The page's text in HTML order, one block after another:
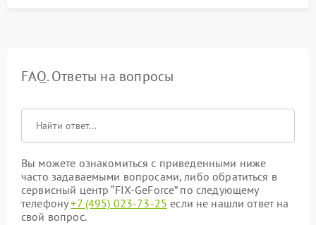
FAQ. Ответы на вопросы
Вы можете ознакомиться с приведенными ниже
часто задаваемыми вопросами, либо обратиться в
сервисный центр “FIX-GeForce” по следующему
телефону+7 (495) 023-73-25 если не нашли ответ на
свой вопрос.